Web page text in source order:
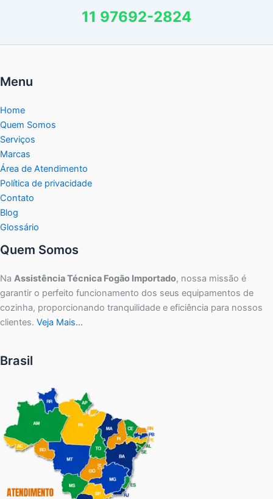
11 97692-2824
Menu
Home
Quem Somos
Serviços
Marcas
Área de Atendimento
Política de privacidade
Contato
Blog
Glossário
Quem Somos
Na Assistência Técnica Fogão Importado, nossa missão é
garantir o perfeito funcionamento dos seus equipamentos de
cozinha, proporcionando tranquilidade e eficiência para nossos
clientes. Veja Mais…
Brasil